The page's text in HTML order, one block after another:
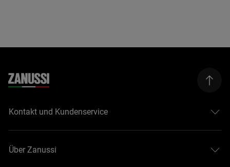
Kontakt und Kundenservice
Über Zanussi